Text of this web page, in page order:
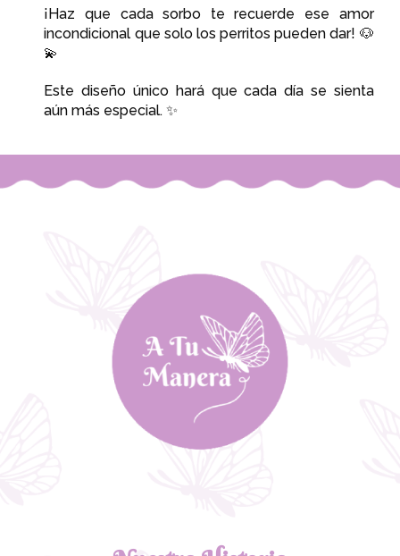
¡Haz que cada sorbo te recuerde ese amor
incondicional que solo los perritos pueden dar! 🐶
💫
Este diseño único hará que cada día se sienta
aún más especial. ✨